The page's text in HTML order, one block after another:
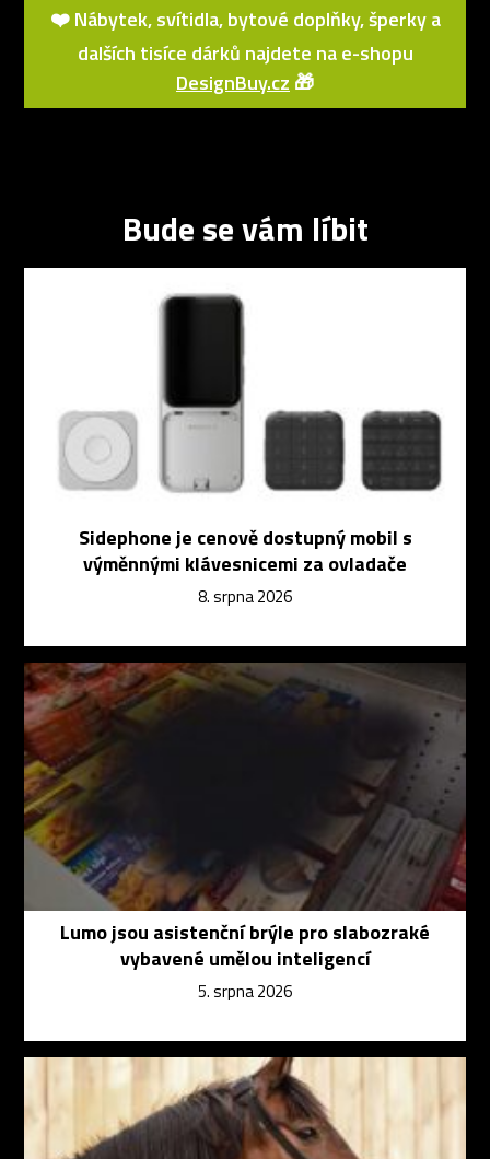
❤️ Nábytek, svítidla, bytové doplňky, šperky a
dalších tisíce dárků najdete na e-shopu
DesignBuy.cz 🎁
Bude se vám líbit
Sidephone je cenově dostupný mobil s
výměnnými klávesnicemi za ovladače
8. srpna 2026
Lumo jsou asistenční brýle pro slabozraké
vybavené umělou inteligencí
5. srpna 2026